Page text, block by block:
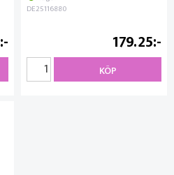
DE25116880
179.25
KÖP